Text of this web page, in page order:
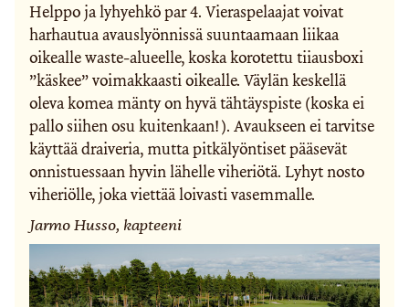
Helppo ja lyhyehkö par 4. Vieraspelaajat voivat
harhautua avauslyönnissä suuntaamaan liikaa
oikealle waste-alueelle, koska korotettu tiiausboxi
”käskee” voimakkaasti oikealle. Väylän keskellä
oleva komea mänty on hyvä tähtäyspiste (koska ei
pallo siihen osu kuitenkaan!). Avaukseen ei tarvitse
käyttää draiveria, mutta pitkälyöntiset pääsevät
onnistuessaan hyvin lähelle viheriötä. Lyhyt nosto
viheriölle, joka viettää loivasti vasemmalle.
Jarmo Husso, kapteeni